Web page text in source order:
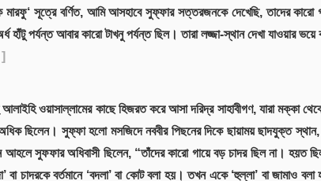
মারফু‘ সূত্রে বর্ণিত, আমি আসহাবে সুফ্ফার সত্তরজনকে দেখেছি, তাদের
হাঁটু পর্যন্ত আবার কারো টাখনু পর্যন্ত ছিল। তারা লজ্জা-স্থান দেখা যাওয়ার
ওয়াসাল্লামের কাছে হিজরত করে আসা দরিদ্র সাহাবীগণ, যারা মক্কা
ছিলেন। সুফ্ফা হলো মসজিদে নববীর পিছনের দিকে ছায়াময় ছাদযুক্ত স্থান,
সুফফার অধিবাসী ছিলেন, “তাঁদের কারো গায়ে বড় চাদর ছিল না। হয়ত
বা চাদরকে বর্তমানে ‘বদলা’ বা কোট বলা হয়। তখন একে ‘হুল্লা’ বা